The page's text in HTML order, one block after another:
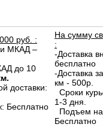
000 руб. :
МКАД –
до 10
доставки:
Бесплатно
На сумму
:
-Доставка
бесплатно
-Доставка
км - 500р.
Сроки
1-3 дня.
Подъем на
Бесплатно